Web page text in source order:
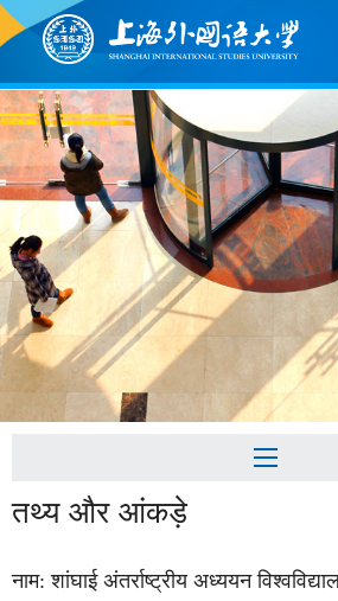
तथ्य और आंकड़े
नाम: शांघाई अंतर्राष्ट्रीय अध्ययन